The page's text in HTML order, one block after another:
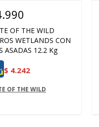
OF THE WILD
WETLANDS CON
ASADAS 12.2 Kg
$ 4.242
OF THE WILD